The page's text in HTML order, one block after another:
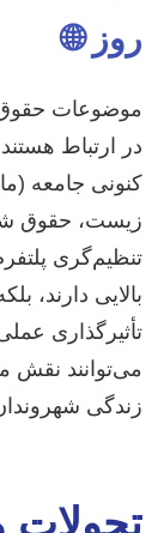
روز 🌐
موضوعات حقوق
در ارتباط
کنونی جامعه
زیست، حقوق
تنظیم‌گری
بالایی دارند،
تأثیرگذاری
می‌توانند نقش
زندگی شهروندان
تحولات